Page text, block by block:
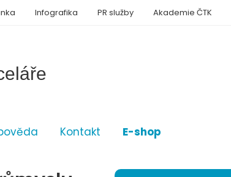
Kontakt E-shop
Infografika PR služby Akademie ČTK